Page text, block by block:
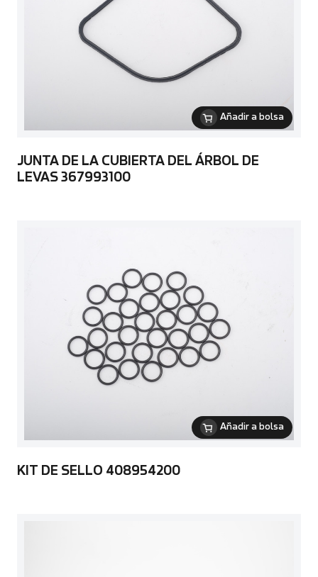
Añadir a bolsa
JUNTA DE LA CUBIERTA DEL ÁRBOL DE
LEVAS 367993100
Añadir a bolsa
KIT DE SELLO 408954200